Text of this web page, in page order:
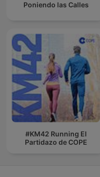
Poniendo las Calles
#KM42 Running El
Partidazo de COPE